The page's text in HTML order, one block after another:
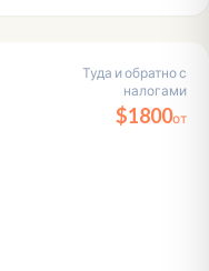
Туда и обратно с
налогами
$1800от